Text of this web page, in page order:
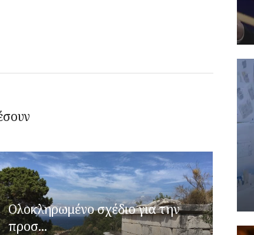
Ολοκληρωμένο σχέδιο για την
προσ...